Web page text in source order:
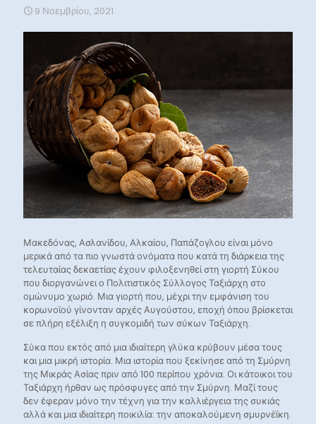
9 Νοεμβρίου, 2021
Μακεδόνας, Ασλανίδου, Αλκαίου, Παπάζογλου είναι μόνο
μερικά από τα πιο γνωστά ονόματα που κατά τη διάρκεια της
τελευταίας δεκαετίας έχουν φιλοξενηθεί στη γιορτή Σύκου
που διοργανώνει ο Πολιτιστικός Σύλλογος Ταξιάρχη στο
ομώνυμο χωριό. Μια γιορτή που, μέχρι την εμφάνιση του
κορωνοϊού γίνονταν αρχές Αυγούστου, εποχή όπου βρίσκεται
σε πλήρη εξέλιξη η συγκομιδή των σύκων Ταξιάρχη.
Σύκα που εκτός από μια ιδιαίτερη γλύκα κρύβουν μέσα τους
και μια μικρή ιστορία. Μια ιστορία που ξεκίνησε από τη Σμύρνη
της Μικράς Ασίας πριν από 100 περίπου χρόνια. Οι κάτοικοι του
Ταξιάρχη ήρθαν ως πρόσφυγες από την Σμύρνη. Μαζί τους
δεν έφεραν μόνο την τέχνη για την καλλιέργεια της συκιάς
αλλά και μια ιδιαίτερη ποικιλία: την αποκαλούμενη σμυρνέϊκη.